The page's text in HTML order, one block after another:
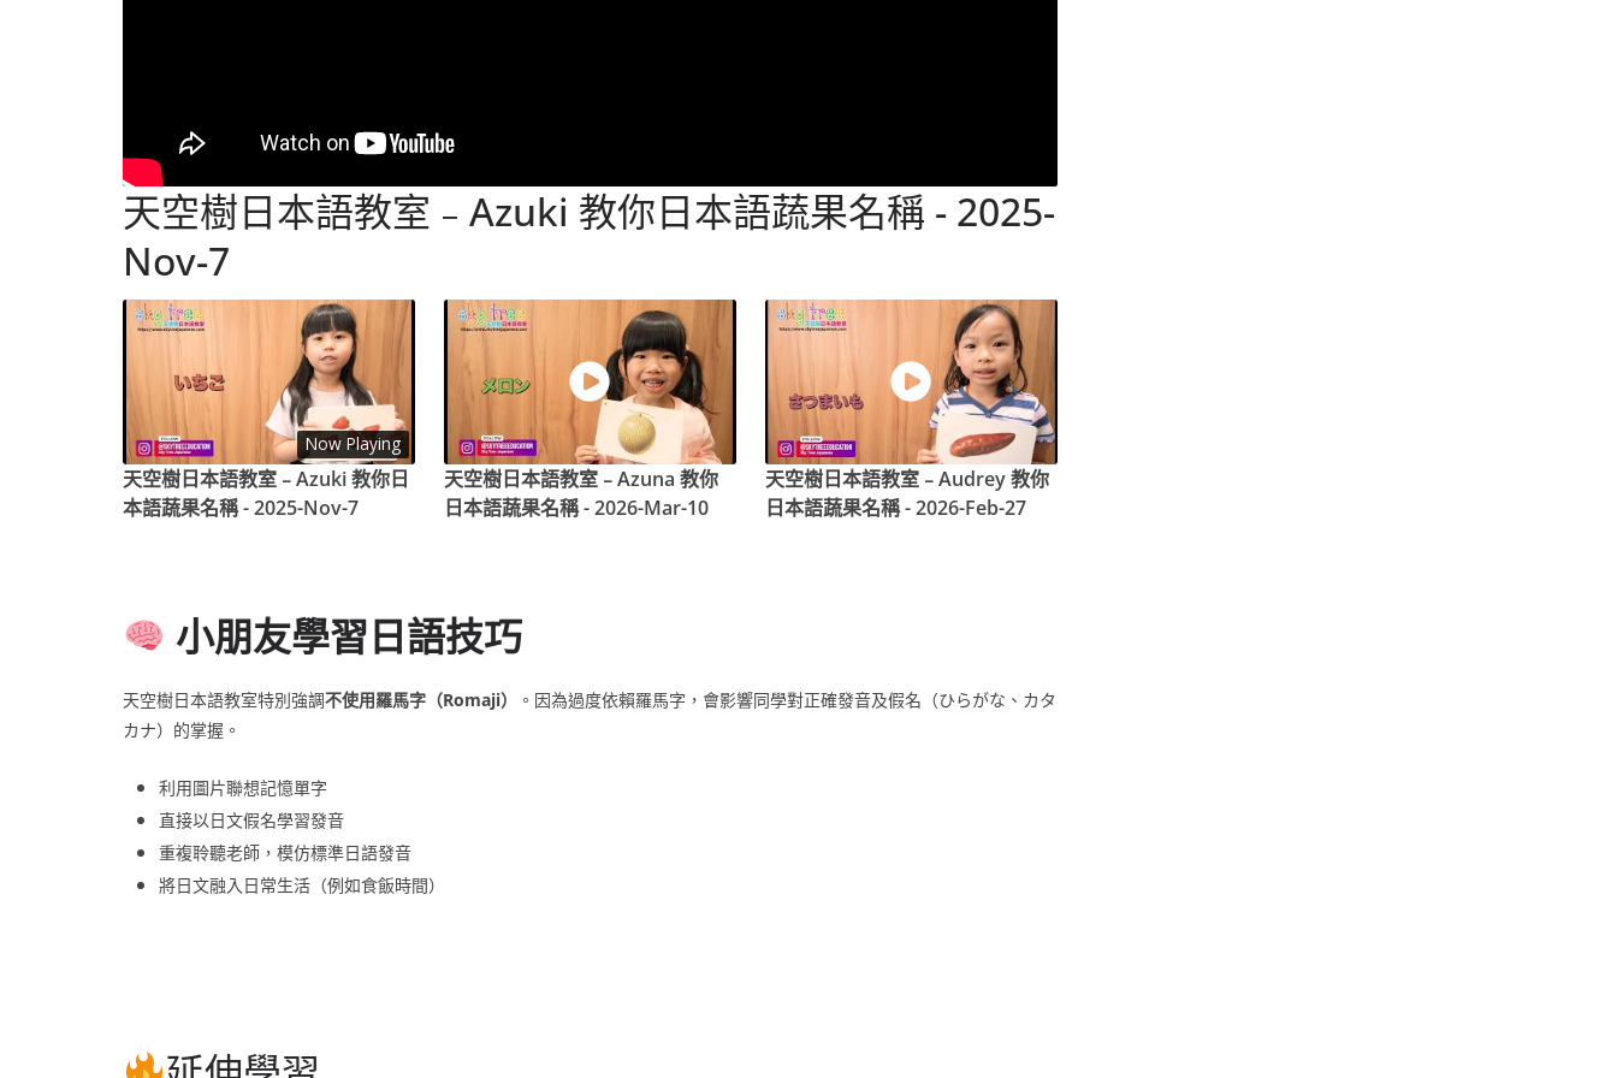
天空樹日本語教室﹣Azuki 教你日本語蔬果名稱 - 2025-
Nov-7
Now Playing
天空樹日本語教室﹣Azuki 教你日
本語蔬果名稱 - 2025-Nov-7
天空樹日本語教室﹣Azuna 教你
日本語蔬果名稱 - 2026-Mar-10
天空樹日本語教室﹣Audrey 教你
日本語蔬果名稱 - 2026-Feb-27
小朋友學習日語技巧
天空樹日本語教室特別強調不使用羅馬字（Romaji）
。因為過度依賴羅馬字，會影響同學對正確發音及假名（ひらがな、カタ
カナ）的掌握。
利用圖片聯想記憶單字
直接以日文假名學習發音
重複聆聽老師，模仿標準日語發音
將日文融入日常生活（例如食飯時間）